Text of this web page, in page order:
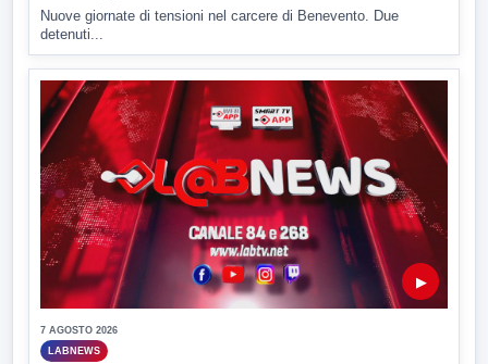
Nuove giornate di tensioni nel carcere di Benevento. Due
detenuti...
▶
7 AGOSTO 2026
LABNEWS